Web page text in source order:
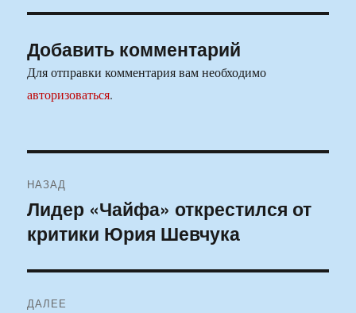
Добавить комментарий
Для отправки комментария вам необходимо
авторизоваться.
по
записям
НАЗАД
Предыдущая
запись:
Лидер «Чайфа» открестился от
критики Юрия Шевчука
ДАЛЕЕ